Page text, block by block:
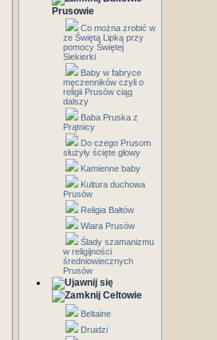
Prusowie
Co można zrobić w
ze Świętą Lipką przy
pomocy Świętej
Siekierki
Baby w fabryce
męczenników czyli o
religii Prusów ciąg
dalszy
Baba Pruska z
Prątnicy
Do czego Prusom
służyły ścięte głowy
Kamienne baby
Kultura duchowa
Prusów
Religia Bałtów
Wiara Prusów
Ślady szamanizmu
w religijności
średniowiecznych
Prusów
Celtowie
Beltaine
Druidzi